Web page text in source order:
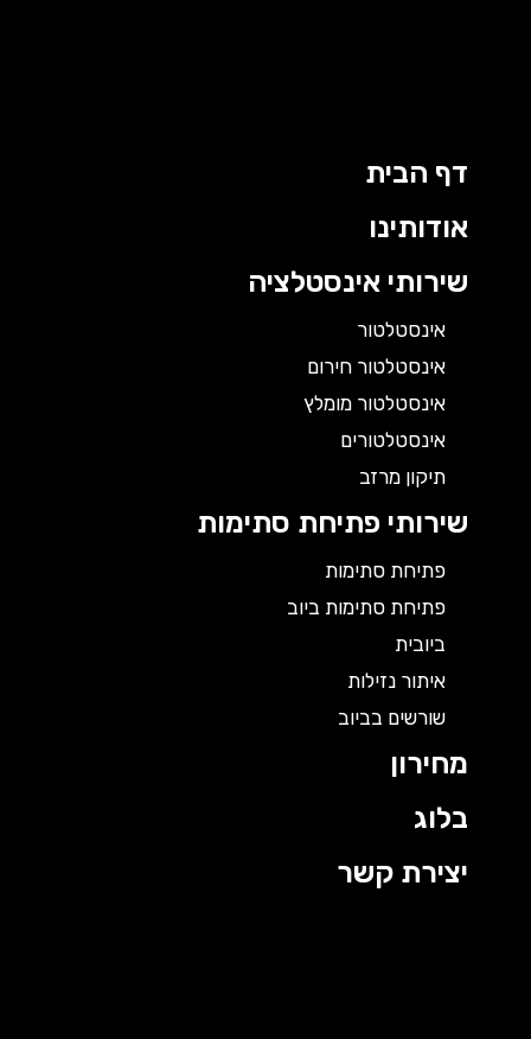
דף הבית
אודותינו
שירותי אינסטלציה
אינסטלטור
אינסטלטור חירום
אינסטלטור מומלץ
אינסטלטורים
תיקון מרזב
שירותי פתיחת סתימות
פתיחת סתימות
פתיחת סתימות ביוב
ביובית
איתור נזילות
שורשים בביוב
מחירון
בלוג
יצירת קשר